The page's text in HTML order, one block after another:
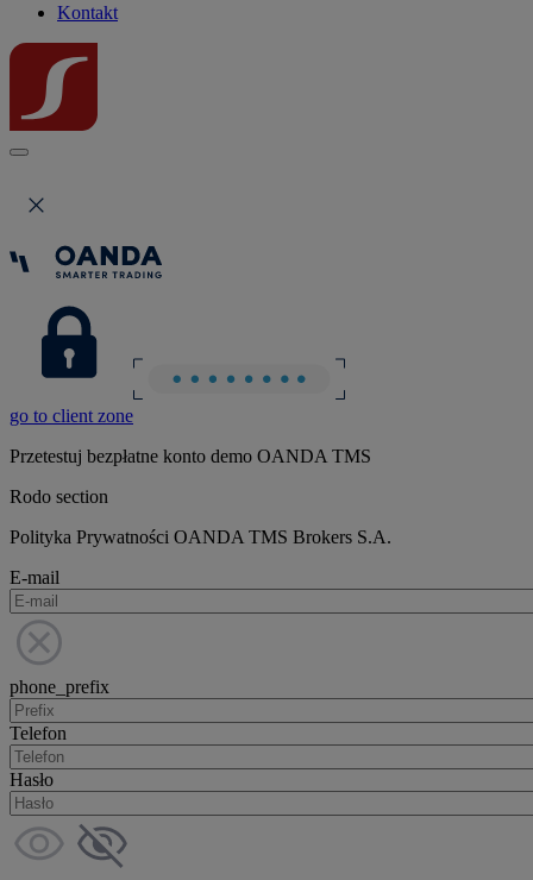
Kontakt
go to client zone
Przetestuj bezpłatne konto demo OANDA TMS
Rodo section
Polityka Prywatności OANDA TMS Brokers S.A.
E-mail
phone_prefix
Telefon
Hasło